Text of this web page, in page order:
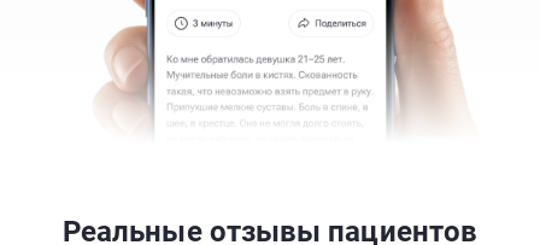
Реальные отзывы пациентов